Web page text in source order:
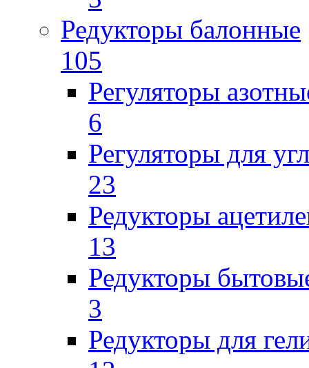
Редукторы балонные
105
Регуляторы
6
Регуляторы для
23
Редукторы
13
Редукторы
3
Редукторы для